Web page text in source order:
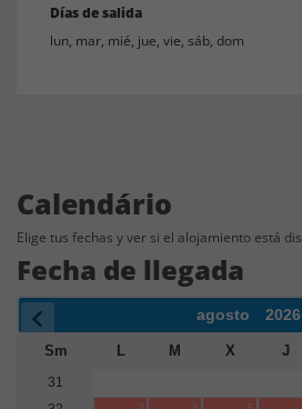
Días de salida
lun, mar, mié, jue, vie, sáb, dom
Calendário
Elige tus fechas y ver si el alojamiento está
Fecha de llegada
agosto 2026
Sm L M X J
31